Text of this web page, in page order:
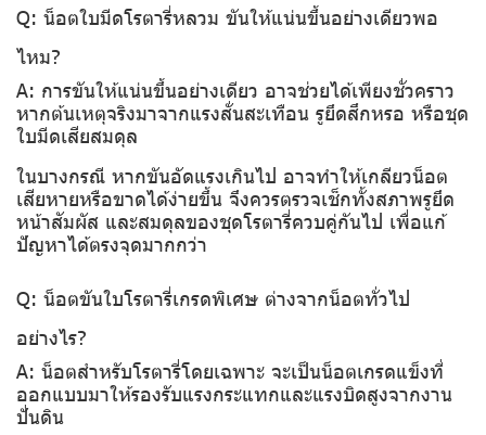
Q: น็อตใบมีดโรตารี่หลวม ขันให้แน่นขึ้นอย่างเดียวพอ
ไหม?
A: การขันให้แน่นขึ้นอย่างเดียว อาจช่วยได้เพียงชั่วคราว
หากต้นเหตุจริงมาจากแรงสั่นสะเทือน รูยึดสึกหรอ หรือชุด
ใบมีดเสียสมดุล
ในบางกรณี หากขันอัดแรงเกินไป อาจทำให้เกลียวน็อต
เสียหายหรือขาดได้ง่ายขึ้น จึงควรตรวจเช็กทั้งสภาพรูยึด
หน้าสัมผัส และสมดุลของชุดโรตารี่ควบคู่กันไป เพื่อแก้
ปัญหาได้ตรงจุดมากกว่า
Q: น็อตขันใบโรตารี่เกรดพิเศษ ต่างจากน็อตทั่วไป
อย่างไร?
A: น็อตสำหรับโรตารี่โดยเฉพาะ จะเป็นน็อตเกรดแข็งที่
ออกแบบมาให้รองรับแรงกระแทกและแรงบิดสูงจากงาน
ปั่นดิน